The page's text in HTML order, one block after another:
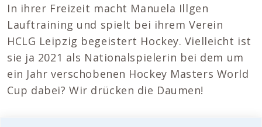
In ihrer Freizeit macht Manuela Illgen
Lauftraining und spielt bei ihrem Verein
HCLG Leipzig begeistert Hockey. Vielleicht ist
sie ja 2021 als Nationalspielerin bei dem um
ein Jahr verschobenen Hockey Masters World
Cup dabei? Wir drücken die Daumen!